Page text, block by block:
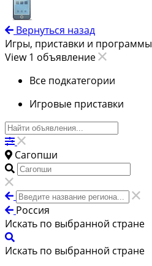
Вернуться назад
Игры, приставки и программы
View 1 объявление
Все подкатегории
Игровые приставки
Сагопши
Россия
Искать по выбранной стране
Искать по выбранной стране